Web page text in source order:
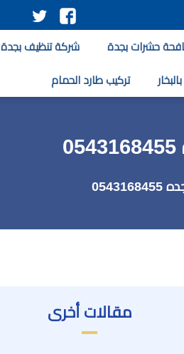
تابعنا
حشرات بجدة شركة تنظيف بجدة
تركيب طارد الحمام
مقالات أخرى